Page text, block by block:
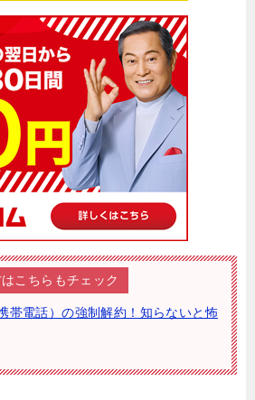
こちらもチェック
帯電話）の強制解約！知らないと怖